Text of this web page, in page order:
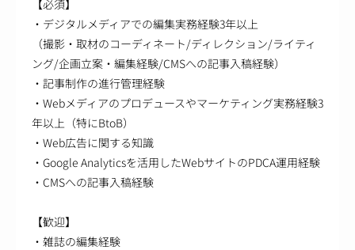
【必須】
・デジタルメディアでの編集実務経験3年以上
（撮影・取材のコーディネート/ディレクション/ライティ
ング/企画立案・編集経験/CMSへの記事入稿経験）
・記事制作の進行管理経験
・Webメディアのプロデュースやマーケティング実務経験3
年以上（特にBtoB）
・Web広告に関する知識
・Google Analyticsを活用したWebサイトのPDCA運用経験
・CMSへの記事入稿経験
【歓迎】
・雑誌の編集経験